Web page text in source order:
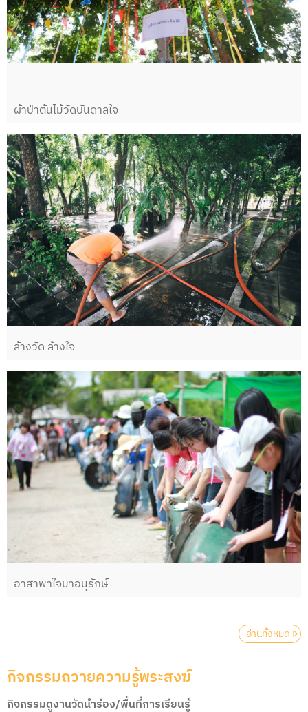
ผ้าป่าต้นไม้วัดบันดาลใจ
ล้างวัด ล้างใจ
อาสาพาใจมาอนุรักษ์
อ่านทั้งหมด
กิจกรรมถวายความรู้พระสงฆ์
กิจกรรมดูงานวัดนําร่อง/พื้นที่การเรียนรู้